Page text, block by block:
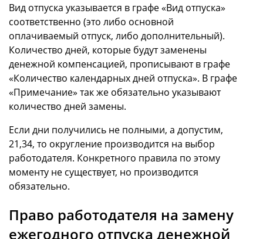
Вид отпуска указывается в графе «Вид отпуска»
соответственно (это либо основной
оплачиваемый отпуск, либо дополнительный).
Количество дней, которые будут заменены
денежной компенсацией, прописывают в графе
«Количество календарных дней отпуска». В графе
«Примечание» так же обязательно указывают
количество дней замены.
Если дни получились не полными, а допустим,
21,34, то округление производится на выбор
работодателя. Конкретного правила по этому
моменту не существует, но производится
обязательно.
Право работодателя на замену
ежегодного отпуска денежной